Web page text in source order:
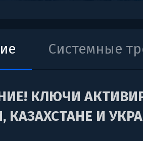
Системные
КЛЮЧИ
КАЗАХСТАНЕ И